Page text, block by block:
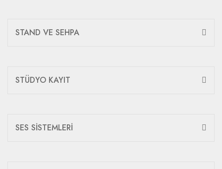
STAND VE SEHPA
STÜDYO KAYIT
SES SİSTEMLERİ